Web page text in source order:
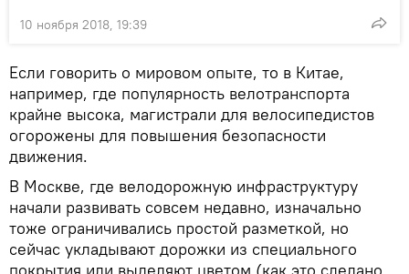
10 ноября 2018, 19:39
Если говорить о мировом опыте, то в Китае,
например, где популярность велотранспорта
крайне высока, магистрали для велосипедистов
огорожены для повышения безопасности
движения.
В Москве, где велодорожную инфраструктуру
начали развивать совсем недавно, изначально
тоже ограничивались простой разметкой, но
сейчас укладывают дорожки из специального
покрытия или выделяют цветом (как это сделано,